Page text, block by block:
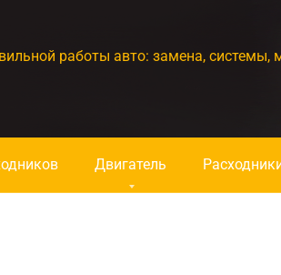
работы авто: замена, системы,
Двигатель